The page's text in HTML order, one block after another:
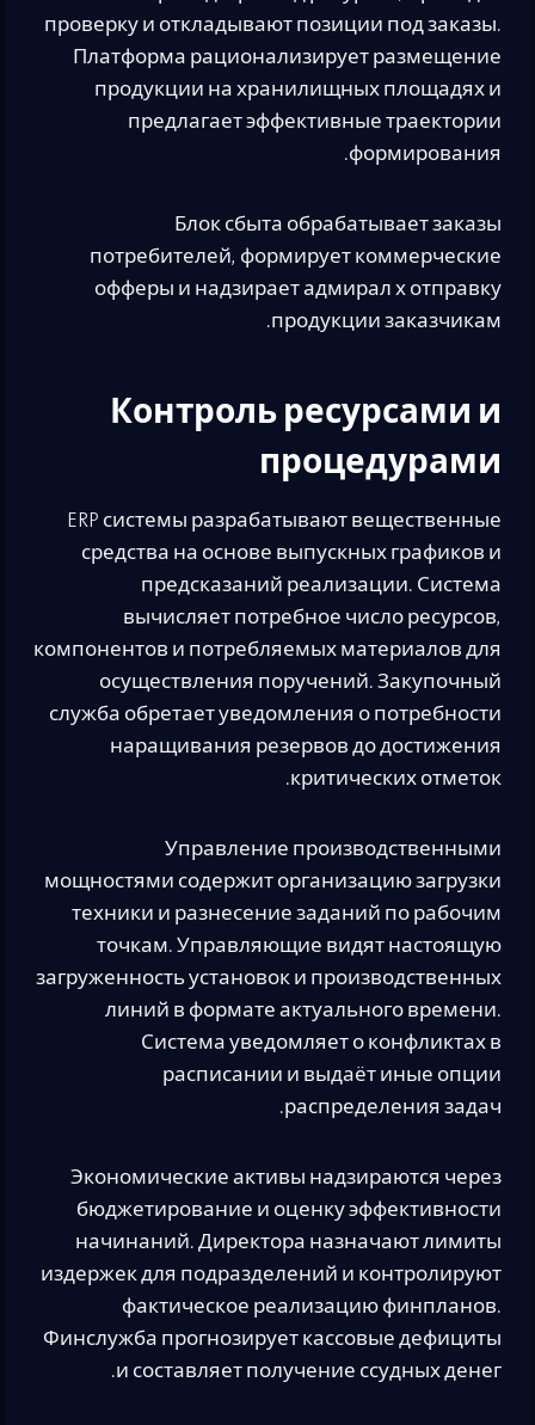
проверку и откладывают позиции под заказы.
Платформа рационализирует размещение
продукции на хранилищных площадях и
предлагает эффективные траектории
формирования.
Блок сбыта обрабатывает заказы
потребителей, формирует коммерческие
офферы и надзирает адмирал х отправку
продукции заказчикам.
Контроль ресурсами и
процедурами
ERP системы разрабатывают вещественные
средства на основе выпускных графиков и
предсказаний реализации. Система
вычисляет потребное число ресурсов,
компонентов и потребляемых материалов для
осуществления поручений. Закупочный
служба обретает уведомления о потребности
наращивания резервов до достижения
критических отметок.
Управление производственными
мощностями содержит организацию загрузки
техники и разнесение заданий по рабочим
точкам. Управляющие видят настоящую
загруженность установок и производственных
линий в формате актуального времени.
Система уведомляет о конфликтах в
расписании и выдаёт иные опции
распределения задач.
Экономические активы надзираются через
бюджетирование и оценку эффективности
начинаний. Директора назначают лимиты
издержек для подразделений и контролируют
фактическое реализацию финпланов.
Финслужба прогнозирует кассовые дефициты
и составляет получение ссудных денег.